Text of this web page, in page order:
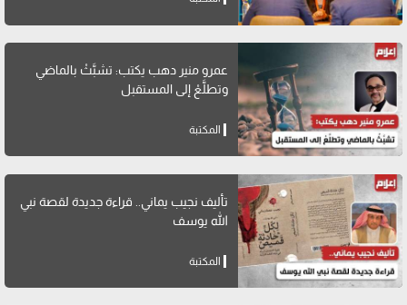
عمرو منير دهب يكتب: تشبَّثْ بالماضي
وتطلَّعْ إلى المستقبل
المكتبة
تأليف نجيب يماني.. قراءة جديدة لقصة نبي
الله يوسف
المكتبة